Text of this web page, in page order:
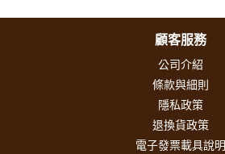
顧客服務
公司介紹
條款與細則
隱私政策
退換貨政策
電子發票載具說明